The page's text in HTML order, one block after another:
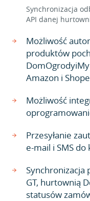
Synchronizacja
API danej
Możliwość
produktów
Amazon i
Możliwość
Przesyłanie
e-mail i SMS
GT, hurtownią
statusów